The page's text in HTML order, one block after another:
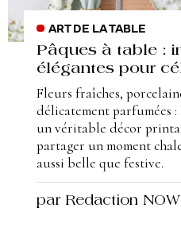
ART DE LA TABLE
Pâques à table :
élégantes pour
Fleurs fraîches,
délicatement parfumées
un véritable décor
partager un moment
aussi belle que festive.
par Redaction